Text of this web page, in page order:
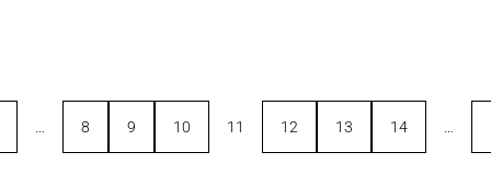
8 9 10 11 12 13 14